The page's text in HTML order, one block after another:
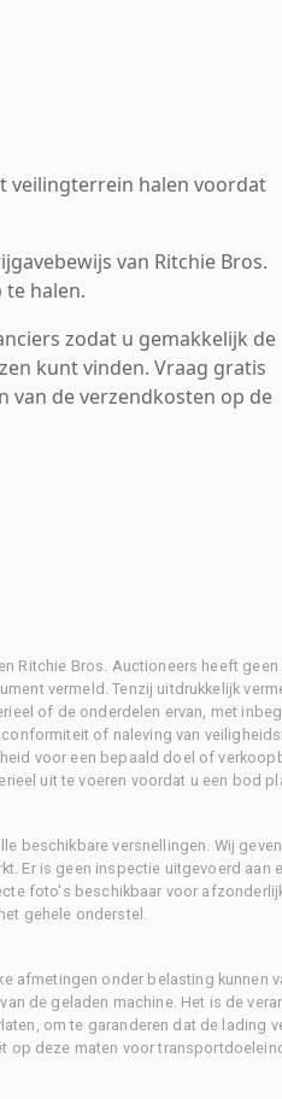
veilingterrein halen voordat
van Ritchie Bros.
halen.
zodat u gemakkelijk de
kunt vinden. Vraag gratis
van de verzendkosten op de
Ritchie Bros. Auctioneers heeft
vermeld. Tenzij uitdrukkelijk
of de onderdelen ervan, met
of naleving van
voor een bepaald doel of
uit te voeren voordat u een bod
beschikbare versnellingen. Wij
Er is geen inspectie uitgevoerd
foto's beschikbaar voor
gehele onderstel.
afmetingen onder belasting kunnen
de geladen machine. Het is de
om te garanderen dat de lading
op deze maten voor